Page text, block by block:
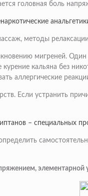
головная боль
методы
мигреней.
кальяна без
аллергические
Если устранить
– специальных